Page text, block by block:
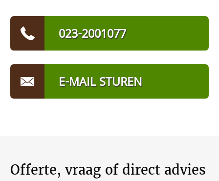
023-2001077
E-MAIL STUREN
Offerte, vraag of direct advies